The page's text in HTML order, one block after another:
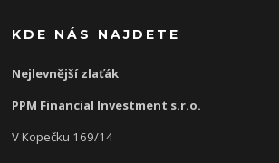
KDE NÁS NAJDETE
Nejlevnější zlaťák
PPM Financial Investment s.r.o.
V Kopečku 169/14